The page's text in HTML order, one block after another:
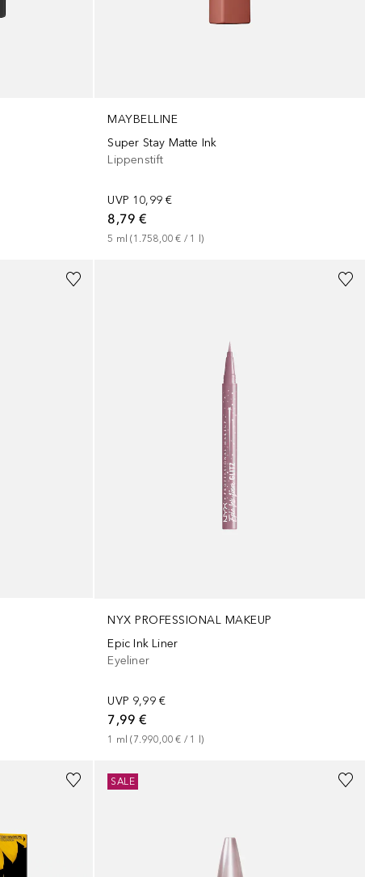
MAYBELLINE
Super Stay Matte Ink
Lippenstift
UVP 10,99 €
8,79 €
5 ml (1.758,00 € / 1 )
NYX PROFESSIONAL MAKEUP
Epic Ink Liner
Eyeliner
UVP 9,99 €
7,99 €
1 ml (7.990,00 € / 1 l)
+ 9
SALE